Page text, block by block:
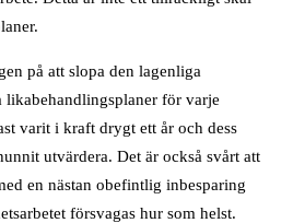
på att slopa den lagenliga
likabehandlingsplaner för varje
varit i kraft drygt ett år och dess
utvärdera. Det är också svårt att
en nästan obefintlig inbesparing
försvagas hur som helst.